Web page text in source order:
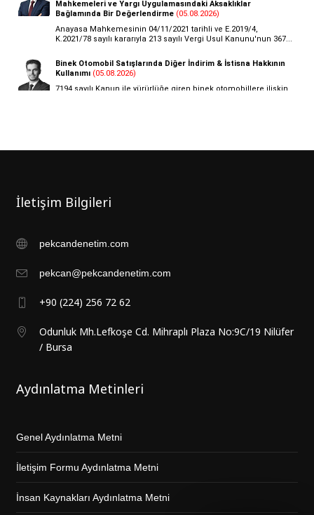
İletişim Bilgileri
pekcandenetim.com
pekcan@pekcandenetim.com
+90 (224) 256 72 62
Odunluk Mh.Lefkoşe Cd. Mihraplı Plaza No:9C/19 Nilüfer
/ Bursa
Aydınlatma Metinleri
Genel Aydınlatma Metni
İletişim Formu Aydınlatma Metni
İnsan Kaynakları Aydınlatma Metni